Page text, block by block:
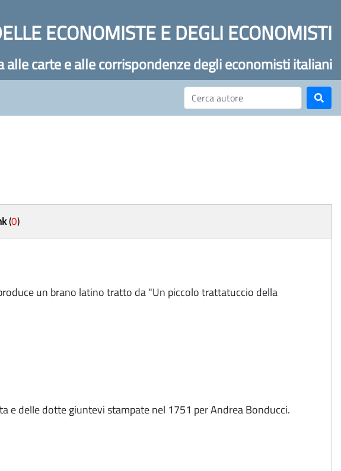
ECONOMISTE E DEGLI ECONOMISTI
alle carte e alle corrispondenze degli economisti italiani
(0)
un brano latino tratto da "Un piccolo trattatuccio della
e delle dotte giuntevi stampate nel 1751 per Andrea Bonducci.